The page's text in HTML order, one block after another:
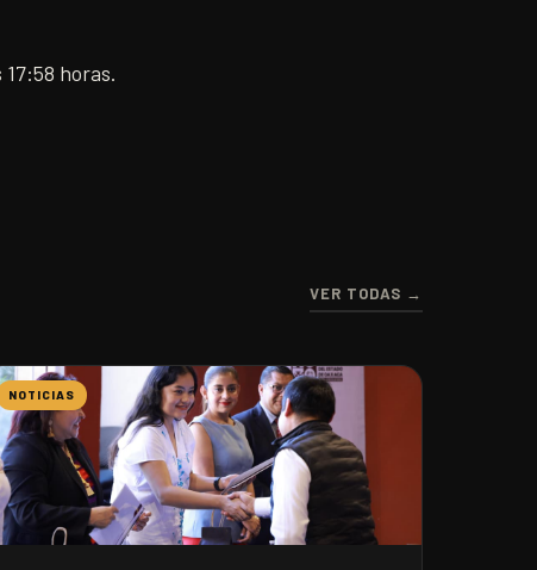
horas.
VER TODAS →
NOTICIAS